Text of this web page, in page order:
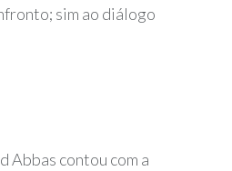
sim ao diálogo
Abbas contou com a